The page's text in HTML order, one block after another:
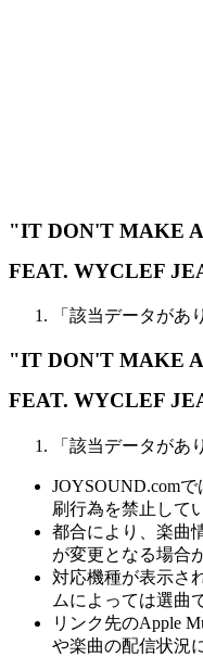
"IT DON'T MAKE
FEAT. WYCLEF
「該当データがあ
"IT DON'T MAKE
FEAT. WYCLEF
「該当データがあ
JOYSOUND.com
刷行為を禁止して
都合により、楽曲
が変更となる場合
対応機種が表示さ
ムによっては選曲
リンク先のApple
や楽曲の配信状況